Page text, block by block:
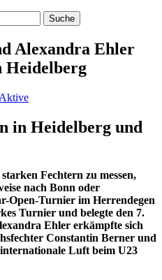
Alexandra Ehler
Heidelberg
Aktive
in Heidelberg und
Fechtern zu messen,
nach Bonn oder
Open-Turnier im Herrendegen
Turnier und belegte den 7.
Ehler erkämpfte sich
Constantin Berner und
Luft beim U23